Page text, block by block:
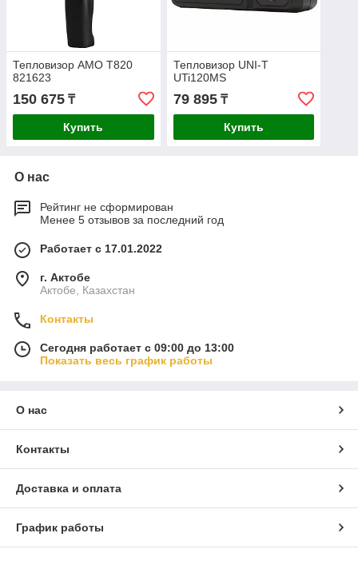
Тепловизор AMO T820
821623
150 675 ₸
Купить
Тепловизор UNI-T
UTi120MS
79 895₸
Купить
О нас
Рейтинг не сформирован
Менее 5 отзывов за последний год
Работает с 17.01.2022
г. Актобе
Актобе, Казахстан
Контакты
Сегодня работает с 09:00 до 13:00
Показать весь график работы
О нас
Контакты
Доставка и оплата
График работы